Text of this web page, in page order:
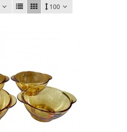
100